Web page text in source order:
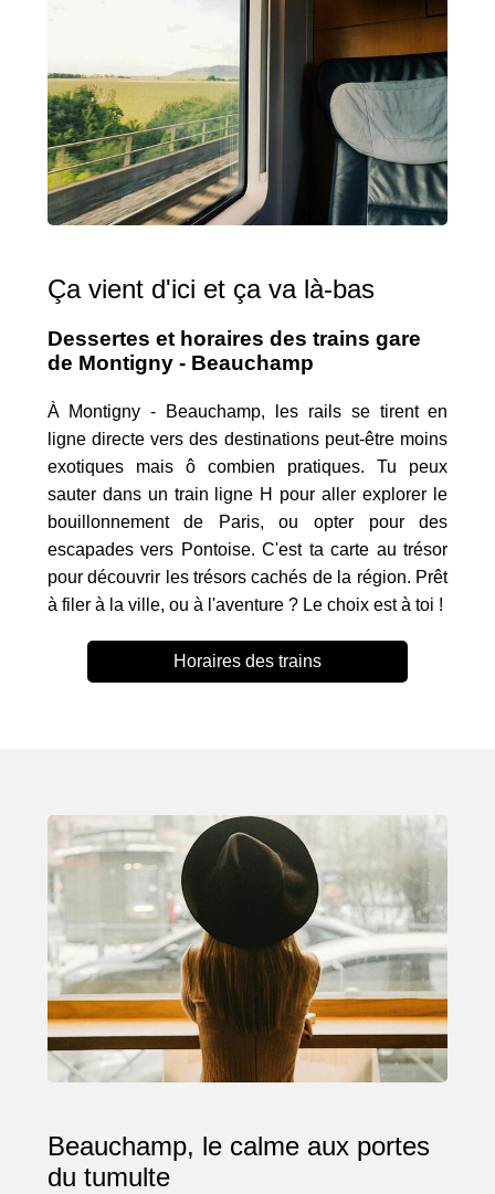
Ça vient d'ici et ça va là-bas
Dessertes et horaires des trains gare
de Montigny - Beauchamp
À Montigny - Beauchamp, les rails se tirent en
ligne directe vers des destinations peut-être moins
exotiques mais ô combien pratiques. Tu peux
sauter dans un train ligne H pour aller explorer le
bouillonnement de Paris, ou opter pour des
escapades vers Pontoise. C'est ta carte au trésor
pour découvrir les trésors cachés de la région. Prêt
à filer à la ville, ou à l'aventure ? Le choix est à toi !
Horaires des trains
Beauchamp, le calme aux portes
du tumulte